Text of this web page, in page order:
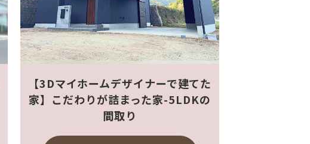
【3Dマイホームデザイナーで建てた
家】こだわりが詰まった家-5LDKの
間取り